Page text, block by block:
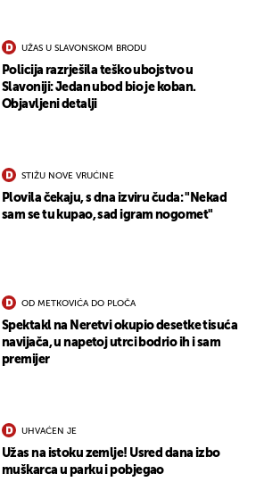
UŽAS U SLAVONSKOM BRODU
Policija razrješila teško ubojstvo u
Slavoniji: Jedan ubod bio je koban.
Objavljeni detalji
STIŽU NOVE VRUĆINE
Plovila čekaju, s dna izviru čuda: "Nekad
sam se tu kupao, sad igram nogomet"
OD METKOVIĆA DO PLOČA
Spektakl na Neretvi okupio desetke tisuća
navijača, u napetoj utrci bodrio ih i sam
premijer
UHVAĆEN JE
Užas na istoku zemlje! Usred dana izbo
muškarca u parku i pobjegao